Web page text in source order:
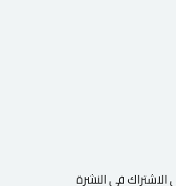
الاشتراك في النشرة